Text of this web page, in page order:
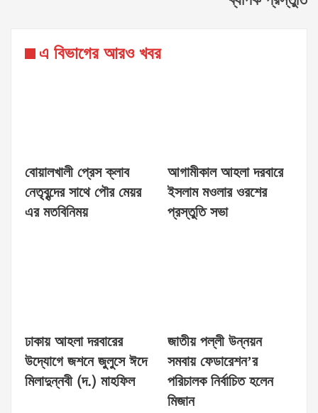
এ বিভাগের আরও খবর
বোয়ালখালী প্রেস ক্লাব
নেতৃবৃন্দের সাথে পৌর মেয়র
এর মতবিনিময়
আগামীকাল আহলা দরবারে
ইসলাম মওলার ওরশের
প্রস্তুতি সভা
ঢাকায় আহলা দরবারের
উদ্যোগে জশনে জুলুসে ঈদে
মিলাদুন্নবী (দ.) মাহফিল
জাতীয় পল্লী উন্নয়ন
সমবায় ফেডারেশন’র
পরিচালক নির্বাচিত হলেন
মিজান